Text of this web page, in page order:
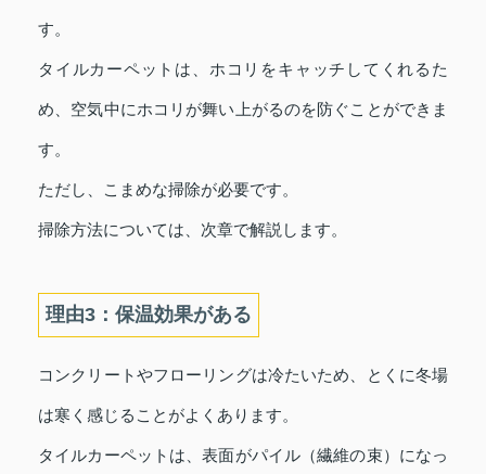
す。
タイルカーペットは、ホコリをキャッチしてくれるた
め、空気中にホコリが舞い上がるのを防ぐことができま
す。
ただし、こまめな掃除が必要です。
掃除方法については、次章で解説します。
理由3：保温効果がある
コンクリートやフローリングは冷たいため、とくに冬場
は寒く感じることがよくあります。
タイルカーペットは、表面がパイル（繊維の束）になっ